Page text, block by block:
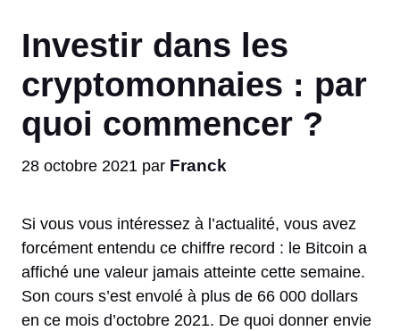
Investir dans les
cryptomonnaies : par
quoi commencer ?
28 octobre 2021 par Franck
Si vous vous intéressez à l’actualité, vous avez
forcément entendu ce chiffre record : le Bitcoin a
affiché une valeur jamais atteinte cette semaine.
Son cours s’est envolé à plus de 66 000 dollars
en ce mois d’octobre 2021. De quoi donner envie